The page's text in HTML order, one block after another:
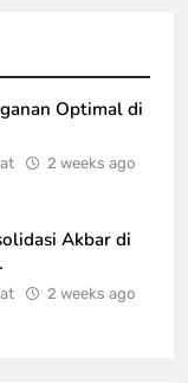
Optimal di
2 weeks ago
Akbar di
2 weeks ago